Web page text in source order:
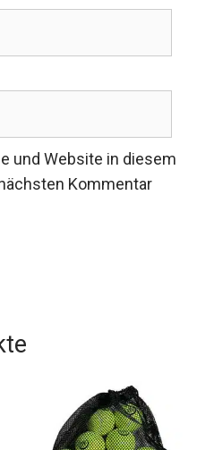
und Website in diesem
Kommentar